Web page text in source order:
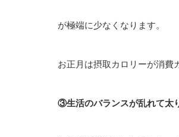
が極端に少なくなります。
お正月は摂取カロリーが消費
③生活のバランスが乱れて太